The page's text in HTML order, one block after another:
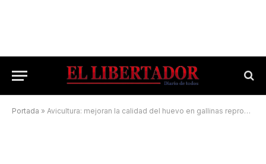
Portada » Avicultura: mejoran la calidad del huevo en gallinas reproductoras